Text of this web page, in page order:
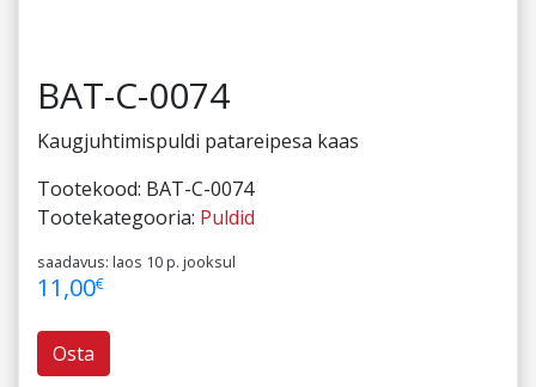
BAT-C-0074
Kaugjuhtimispuldi patareipesa kaas
Tootekood: BAT-C-0074
Tootekategooria: Puldid
saadavus: laos 10 p. jooksul
11,00€
Osta